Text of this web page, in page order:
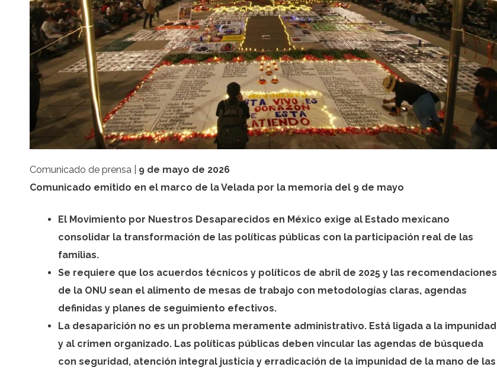
Comunicado de prensa | 9 de mayo de 2026
Comunicado emitido en el marco de la Velada por la memoria del 9 de mayo
El Movimiento por Nuestros Desaparecidos en México exige al Estado mexicano
consolidar la transformación de las políticas públicas con la participación real de las
familias.
Se requiere que los acuerdos técnicos y políticos de abril de 2025 y las recomendaciones
de la ONU sean el alimento de mesas de trabajo con metodologías claras, agendas
definidas y planes de seguimiento efectivos.
La desaparición no es un problema meramente administrativo. Está ligada a la impunidad
y al crimen organizado. Las políticas públicas deben vincular las agendas de búsqueda
con seguridad, atención integral justicia y erradicación de la impunidad de la mano de las